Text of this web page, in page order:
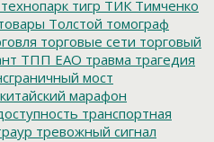
технопарк тигр ТИК Тимченко
Толстой томограф
торговые сети торговый
ТПП ЕАО травма трагедия
мост
марафон
транспортная
тревожный сигнал